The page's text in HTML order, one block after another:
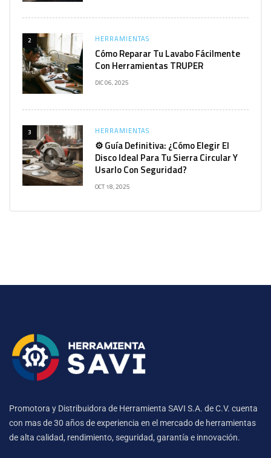
2 HERRAMIENTAS
Cómo Reparar Tu Lavabo Fácilmente
Con Herramientas TRUPER
DIC 06, 2025
3 HERRAMIENTAS
⚙️ Guía Definitiva: ¿Cómo Elegir El
Disco Ideal Para Tu Sierra Circular Y
Usarlo Con Seguridad?
OCT 18, 2025
Promotora y Distribuidora de Herramienta SAVI S.A. de C.V. cuenta
con mas de 30 años de experiencia en el mercado de herramientas
de alta calidad, rendimiento, seguridad, garantía e innovación.